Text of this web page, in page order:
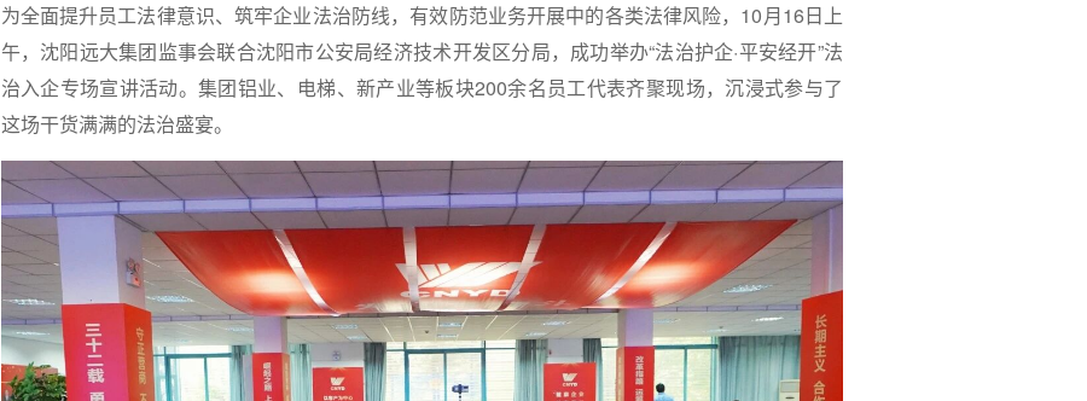
为全面提升员工法律意识、筑牢企业法治防线，有效防范业务开展中的各类法律风险，10月16日上
午，沈阳远大集团监事会联合沈阳市公安局经济技术开发区分局，成功举办“法治护企·平安经开”法
治入企专场宣讲活动。集团铝业、电梯、新产业等板块200余名员工代表齐聚现场，沉浸式参与了
这场干货满满的法治盛宴。